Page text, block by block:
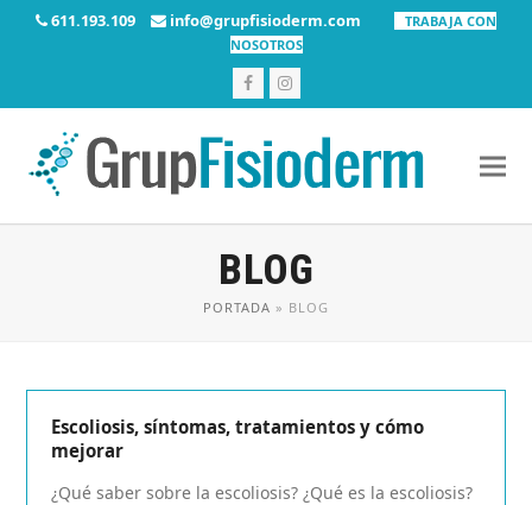
611.193.109 info@grupfisioderm.com
TRABAJA CON
NOSOTROS
FacebookInstagram
BLOG
PORTADA » BLOG
Escoliosis, síntomas, tratamientos y cómo
mejorar
¿Qué saber sobre la escoliosis? ¿Qué es la escoliosis?